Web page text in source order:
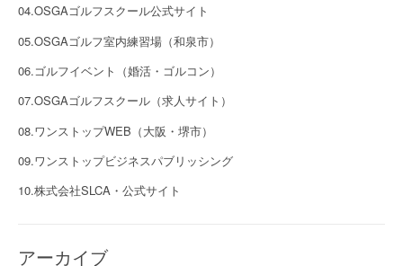
04.OSGAゴルフスクール公式サイト
05.OSGAゴルフ室内練習場（和泉市）
06.ゴルフイベント（婚活・ゴルコン）
07.OSGAゴルフスクール（求人サイト）
08.ワンストップWEB（大阪・堺市）
09.ワンストップビジネスパブリッシング
10.株式会社SLCA・公式サイト
アーカイブ